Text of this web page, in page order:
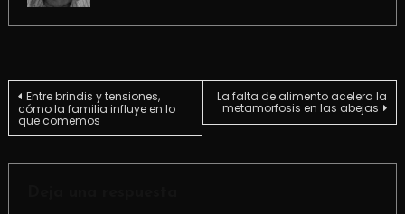
Navegación
de
Entre brindis y tensiones,
cómo la familia influye en lo
que comemos
La falta de alimento acelera la
metamorfosis en las abejas